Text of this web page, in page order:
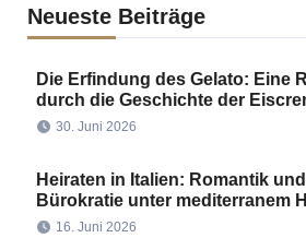
Neueste Beiträge
Die Erfindung des Gelato: Eine
durch die Geschichte der
30. Juni 2026
Heiraten in Italien: Romantik und
Bürokratie unter mediterranem
16. Juni 2026